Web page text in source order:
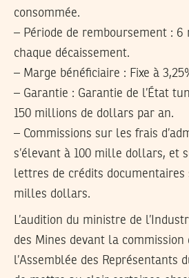
consommée.
– Période de remboursement : 6
chaque décaissement.
– Marge bénéficiaire : Fixe à
– Garantie : Garantie de l’État
150 millions de dollars par an.
– Commissions sur les frais
s’élevant à 100 mille dollars, et
lettres de crédits documentaires
milles dollars.
L’audition du ministre de
des Mines devant la commission
l’Assemblée des Représentants